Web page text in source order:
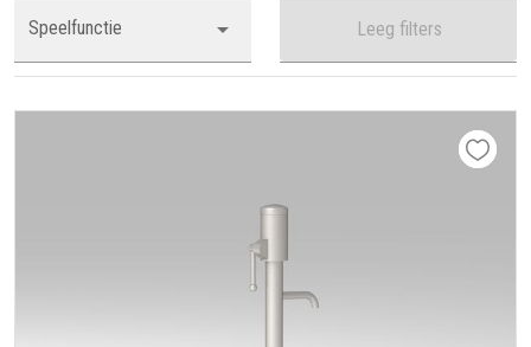
Speelfunctie Leeg filters